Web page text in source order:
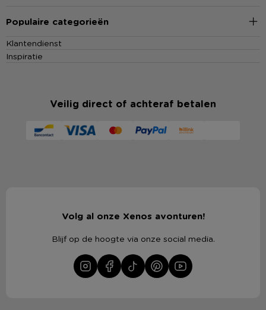
Populaire categorieën
Klantendienst
Inspiratie
Veilig direct of achteraf betalen
Volg al onze Xenos avonturen!
Blijf op de hoogte via onze social media.